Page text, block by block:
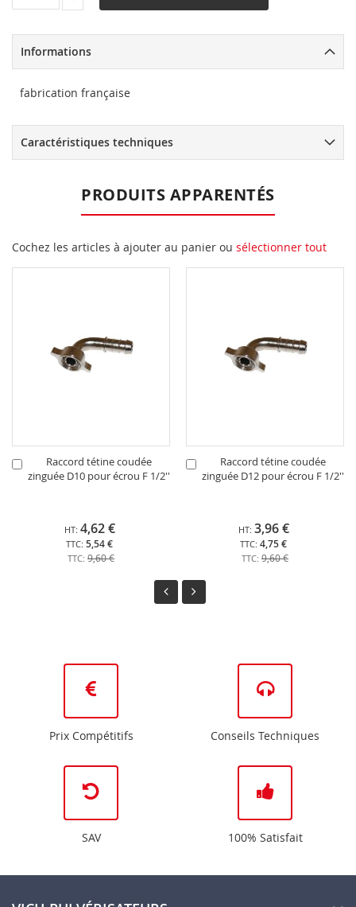
Informations
fabrication française
Caractéristiques techniques
PRODUITS APPARENTÉS
Cochez les articles à ajouter au panier ou sélectionner tout
Raccord tétine coudée
zinguée D10 pour écrou F 1/2''
5,54 €
4,62 €
9,60 €
Ajouter
au
Raccord tétine coudée
zinguée D12 pour écrou F 1/2''
4,75 €
3,96 €
9,60 €
Ajouter
au
Prix Compétitifs Conseils Techniques
SAV 100% Satisfait